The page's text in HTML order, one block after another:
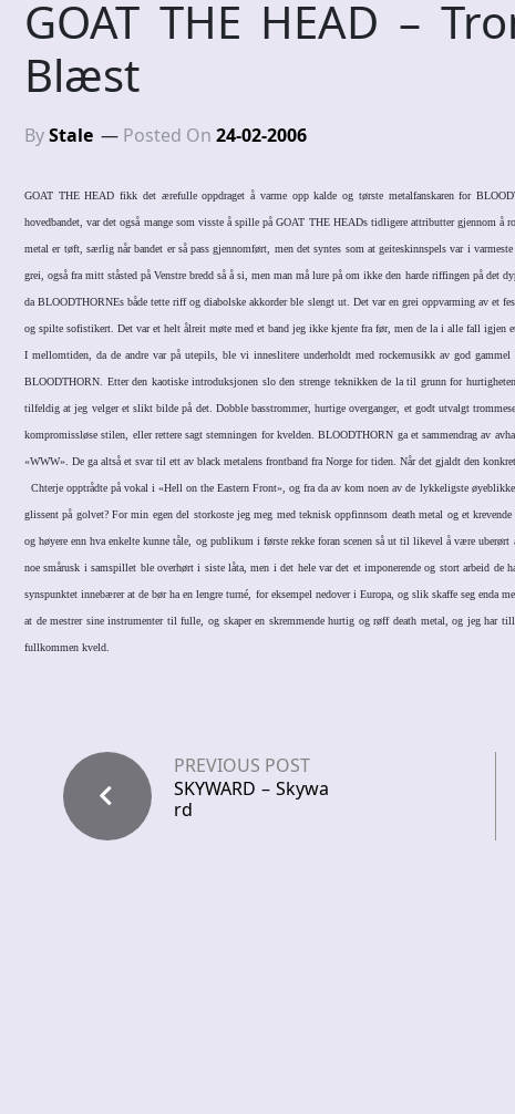
GOAT THE HEAD –
Blæst
ByStale Posted On 24-02-2006
GOAT THE HEAD fikk det ærefulle oppdraget å varme opp kalde og tørste metalfanskaren for
hovedbandet, var det også mange som visste å spille på GOAT THE HEADs tidligere attributter gjennom
metal er tøft, særlig når bandet er så pass gjennomført, men det syntes som at geiteskinnspels var i
grei, også fra mitt ståsted på Venstre bredd så å si, men man må lure på om ikke den harde riffingen på
da BLOODTHORNEs både tette riff og diabolske akkorder ble slengt ut. Det var en grei oppvarming av et
og spilte sofistikert. Det var et helt ålreit møte med et band jeg ikke kjente fra før, men de la i alle fall igjen
I mellomtiden, da de andre var på utepils, ble vi inneslitere underholdt med rockemusikk av god
BLOODTHORN. Etter den kaotiske introduksjonen slo den strenge teknikken de la til grunn for
tilfeldig at jeg velger et slikt bilde på det. Dobble basstrommer, hurtige overganger, et godt utvalgt
kompromissløse stilen, eller rettere sagt stemningen for kvelden. BLOODTHORN ga et sammendrag av
«WWW». De ga altså et svar til ett av black metalens frontband fra Norge for tiden. Når det gjaldt den
Chterje opptrådte på vokal i «Hell on the Eastern Front», og fra da av kom noen av de lykkeligste
glissent på golvet? For min egen del storkoste jeg meg med teknisk oppfinnsom death metal og et
og høyere enn hva enkelte kunne tåle, og publikum i første rekke foran scenen så ut til likevel å være
noe smårusk i samspillet ble overhørt i siste låta, men i det hele var det et imponerende og stort arbeid de
synspunktet innebærer at de bør ha en lengre turné, for eksempel nedover i Europa, og slik skaffe seg
at de mestrer sine instrumenter til fulle, og skaper en skremmende hurtig og røff death metal, og jeg
fullkommen kveld.
PREVIOUS POST
SKYWARD – Skywa
rd